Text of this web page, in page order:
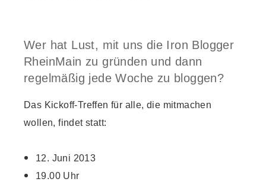
Wer hat Lust, mit uns die Iron Blogger
RheinMain zu gründen und dann
regelmäßig jede Woche zu bloggen?
Das Kickoff-Treffen für alle, die mitmachen
wollen, findet statt:
12. Juni 2013
19.00 Uhr